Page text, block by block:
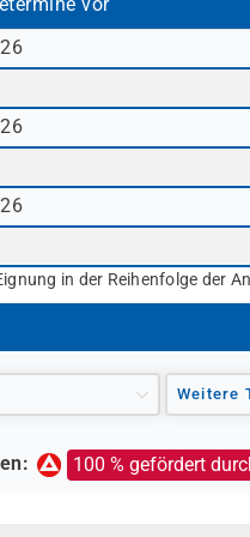
Agentur für Arbeit)
(BFD) der
(ESF)
oder private
Kostenübernahme
Ihrer persönlichen
in der Reihenfolge der
Weitere
100 % gefördert